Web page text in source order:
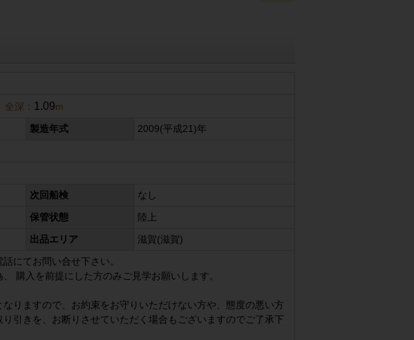
深： 1.09m
製造年式 2009(平成21)年
次回船検 なし
保管状態 陸上
出品エリア 滋賀(滋賀)
にてお問い合せ下さい。
購入を前提にした方のみご見学お願いします。
りますので、お約束をお守りいただけない方や、態度の悪い方
引きを、お断りさせていただく場合もございますのでご了承下